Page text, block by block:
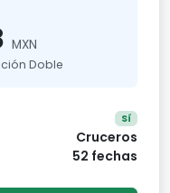
MXN
Doble
Sí
Cruceros
52 fechas